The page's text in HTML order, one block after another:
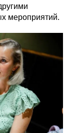
мероприятий.